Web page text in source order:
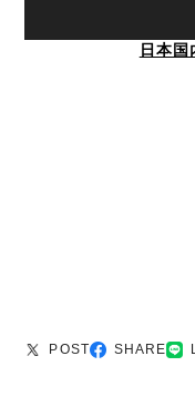
日本
POST SHARE